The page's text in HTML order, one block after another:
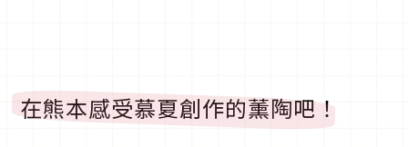
在熊本感受慕夏創作的薰陶吧！